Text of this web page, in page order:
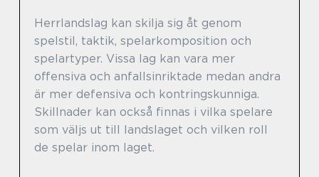
Herrlandslag kan skilja sig åt genom
spelstil, taktik, spelarkomposition och
spelartyper. Vissa lag kan vara mer
offensiva och anfallsinriktade medan andra
är mer defensiva och kontringskunniga.
Skillnader kan också finnas i vilka spelare
som väljs ut till landslaget och vilken roll
de spelar inom laget.